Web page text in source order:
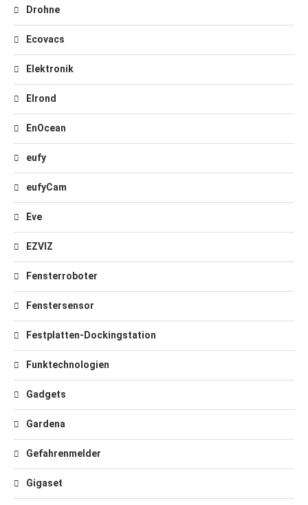
Drohne
Ecovacs
Elektronik
Elrond
EnOcean
eufy
eufyCam
Eve
EZVIZ
Fensterroboter
Fenstersensor
Festplatten-Dockingstation
Funktechnologien
Gadgets
Gardena
Gefahrenmelder
Gigaset